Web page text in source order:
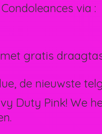
via :
gratis
de nieuwste
Duty Pink! We